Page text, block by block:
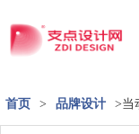
首页 > 品牌设计 >当